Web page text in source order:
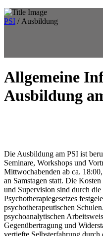
PSI / Ausbildung
Allgemeine
Ausbildung
Die Ausbildung am PSI ist
Seminare, Workshops und
Mittwochabenden ab ca.
an Samstagen statt. Die
und Supervision sind durch die
Psychotherapiegesetzes
psychotherapeutischen
psychoanalytischen
Gegenübertragung und
vertiefte Selbsterfahrung